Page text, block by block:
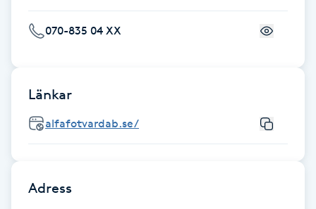
Gel naglar
Gelenaglar
Gellack med förstärkning
Gravidmassage
070-835 04 XX
Länkar
alfafotvardab.se/
Adress